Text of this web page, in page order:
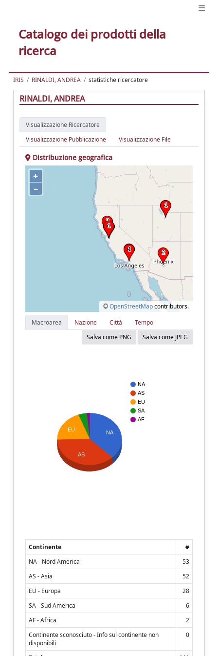
Catalogo dei prodotti della
ricerca
IRIS RINALDI, ANDREA statistiche ricercatore
RINALDI, ANDREA
Visualizzazione Ricercatore
Visualizzazione Pubblicazione
Visualizzazione File
Distribuzione geografica
+
–
©OpenStreetMapcontributors.
Macroarea
Nazione Città
Tempo
Salva come PNG
Salva come JPEG
NA
AS
EU
SA
AF
NA
EU
AS
Continente
#
NA - Nord America
53
AS - Asia
52
EU - Europa
28
SA - Sud America
6
AF - Africa
2
Continente sconosciuto - Info sul continente non
disponibili
0